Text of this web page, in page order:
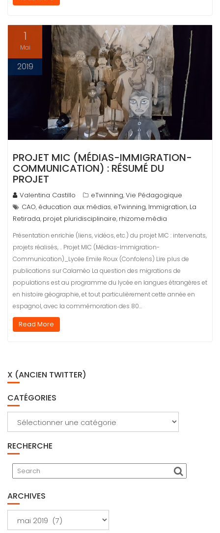
1
Mai
2019
PROJET MIC (MÉDIAS-IMMIGRATION-
COMMUNICATION) : RÉSUMÉ DU
PROJET
Valentina Castillo eTwinning,Vie Pédagogique
CAO, éducation aux médias, eTwinning, Immigration, La
Retirada, projet pluridisciplinaire, rhizome.média
Présentation enrichie (liens, vidéos, etc.) du projet MIC : intervenats,
projets réalisés, .. Projet MIC (Médias-Immigration-
Communication)_Lycée Emile Roux (Confolens) Lire plus de
publications sur Calaméo La question des migrations de
populations est au programme du lycée en langues étrangères et
en histoire géographie, et tout particulièrement cette année en
espagnol, avec la commémoration des 80…
Read More
X (ANCIEN TWITTER)
CATÉGORIES
RECHERCHE
ARCHIVES